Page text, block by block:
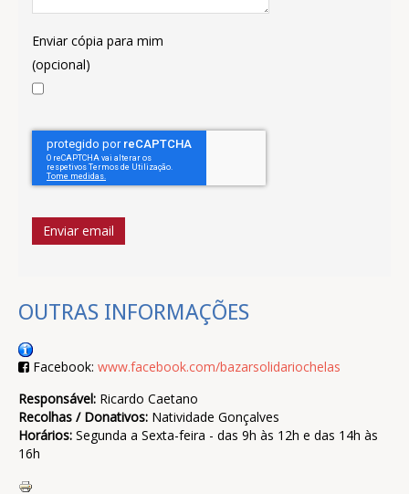
Enviar cópia para mim
(opcional)
Enviar email
OUTRAS INFORMAÇÕES
Facebook: www.facebook.com/bazarsolidariochelas
Responsável: Ricardo Caetano
Recolhas / Donativos: Natividade Gonçalves
Horários: Segunda a Sexta-feira - das 9h às 12h e das 14h às
16h